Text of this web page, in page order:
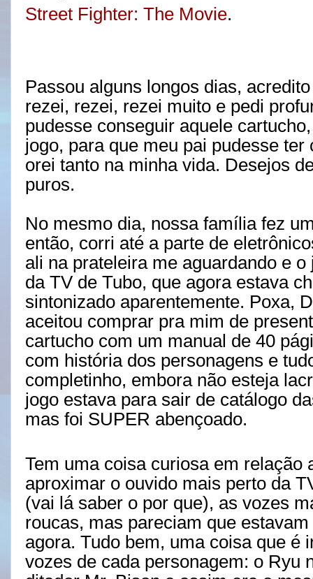
Street Fighter: The Movie.
Passou alguns longos dias,
rezei, rezei, rezei muito e pedi
pudesse conseguir aquele
jogo, para que meu pai pudesse
orei tanto na minha vida. Desejos
puros.
No mesmo dia, nossa família fez
então, corri até a parte de
ali na prateleira me aguardando e
da TV de Tubo, que agora estava
sintonizado aparentemente. Poxa,
aceitou comprar pra mim de
cartucho com um manual de 40
com história dos personagens e
completinho, embora não esteja
jogo estava para sair de catálogo
mas foi SUPER abençoado.
Tem uma coisa curiosa em relação
aproximar o ouvido mais perto da
(vai lá saber o por que), as vozes
roucas, mas pareciam que
agora. Tudo bem, uma coisa que é
vozes de cada personagem: o Ryu